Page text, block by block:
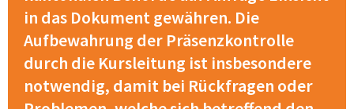
in das Dokument gewähren. Die
Aufbewahrung der Präsenzkontrolle
durch die Kursleitung ist insbesondere
notwendig, damit bei Rückfragen oder